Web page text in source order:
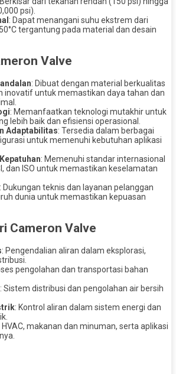
psi).
: Dapat menangani suhu ekstrem dari
tergantung pada material dan desain
Valve
: Dibuat dengan material berkualitas
inovatif untuk memastikan daya tahan dan
: Memanfaatkan teknologi mutakhir untuk
lebih baik dan efisiensi operasional.
Adaptabilitas: Tersedia dalam berbagai
untuk memenuhi kebutuhan aplikasi
: Memenuhi standar internasional
dan ISO untuk memastikan keselamatan
: Dukungan teknis dan layanan pelanggan
dunia untuk memastikan kepuasan
Cameron Valve
: Pengendalian aliran dalam eksplorasi,
pengolahan dan transportasi bahan
: Sistem distribusi dan pengolahan air bersih
: Kontrol aliran dalam sistem energi dan
HVAC, makanan dan minuman, serta aplikasi